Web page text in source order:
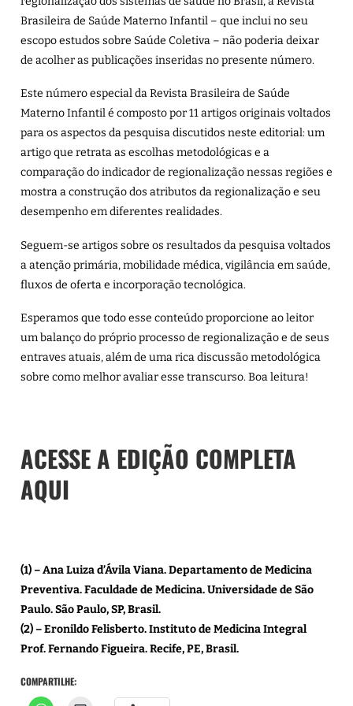
Brasileira de Saúde Materno Infantil – que inclui no seu
escopo estudos sobre Saúde Coletiva – não poderia deixar
de acolher as publicações inseridas no presente número.
Este número especial da Revista Brasileira de Saúde
Materno Infantil é composto por 11 artigos originais voltados
para os aspectos da pesquisa discutidos neste editorial: um
artigo que retrata as escolhas metodológicas e a
comparação do indicador de regionalização nessas regiões e
mostra a construção dos atributos da regionalização e seu
desempenho em diferentes realidades.
Seguem-se artigos sobre os resultados da pesquisa voltados
a atenção primária, mobilidade médica, vigilância em saúde,
fluxos de oferta e incorporação tecnológica.
Esperamos que todo esse conteúdo proporcione ao leitor
um balanço do próprio processo de regionalização e de seus
entraves atuais, além de uma rica discussão metodológica
sobre como melhor avaliar esse transcurso. Boa leitura!
ACESSE A EDIÇÃO COMPLETA
AQUI
(1) – Ana Luiza d’Ávila Viana. Departamento de Medicina
Preventiva. Faculdade de Medicina. Universidade de São
Paulo. São Paulo, SP, Brasil.
(2) – Eronildo Felisberto. Instituto de Medicina Integral
Prof. Fernando Figueira. Recife, PE, Brasil.
COMPARTILHE: